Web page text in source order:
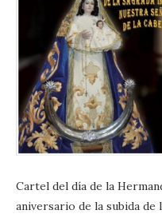
Cartel del día de la
aniversario de la subida de